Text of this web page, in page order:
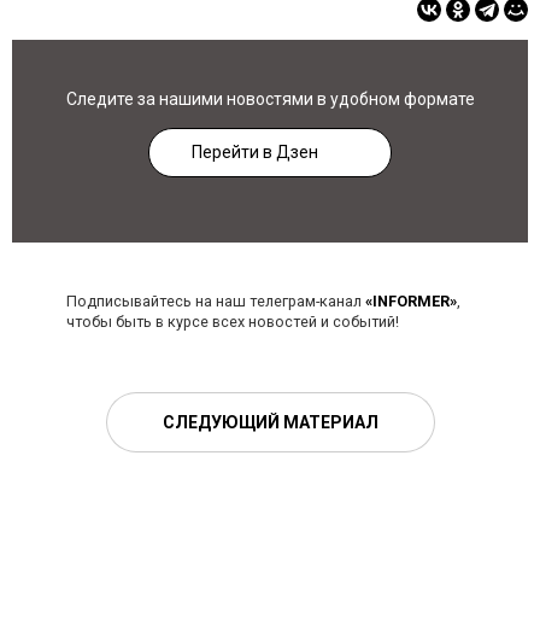
Следите за нашими новостями в удобном формате
Перейти в Дзен
Подписывайтесь на наш телеграм-канал «INFORMER»,
чтобы быть в курсе всех новостей и событий!
СЛЕДУЮЩИЙ МАТЕРИАЛ